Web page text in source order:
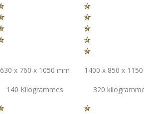
630 x 760 x 1050 mm 1400 x 850 x
140 Kilogrammes 320